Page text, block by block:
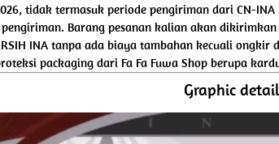
tidak termasuk periode pengiriman dari CN-
Barang pesanan kalian akan
INA tanpa ada biaya tambahan kecuali
packaging dari Fa Fa Fuwa Shop berupa
Graphic